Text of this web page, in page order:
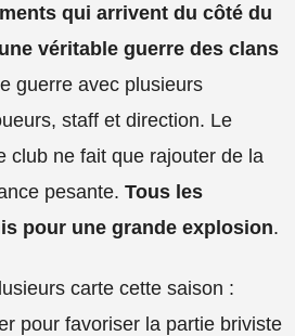
qui arrivent du côté du
véritable guerre des clans
guerre avec plusieurs
staff et direction. Le
club ne fait que rajouter de la
pesante. Tous les
pour une grande explosion.
carte cette saison :
pour favoriser la partie briviste